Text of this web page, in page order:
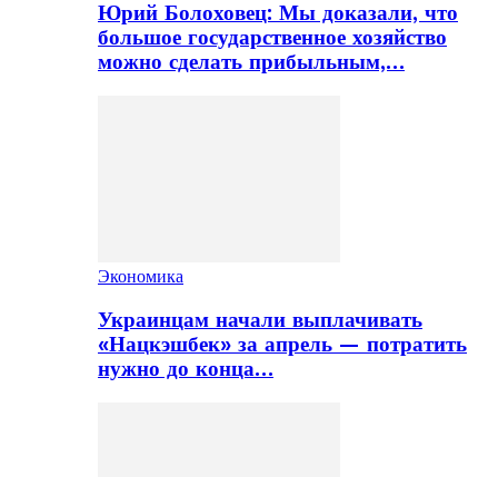
Юрий Болоховец: Мы доказали, что
большое государственное хозяйство
можно сделать прибыльным,…
Экономика
Украинцам начали выплачивать
«Нацкэшбек» за апрель — потратить
нужно до конца…